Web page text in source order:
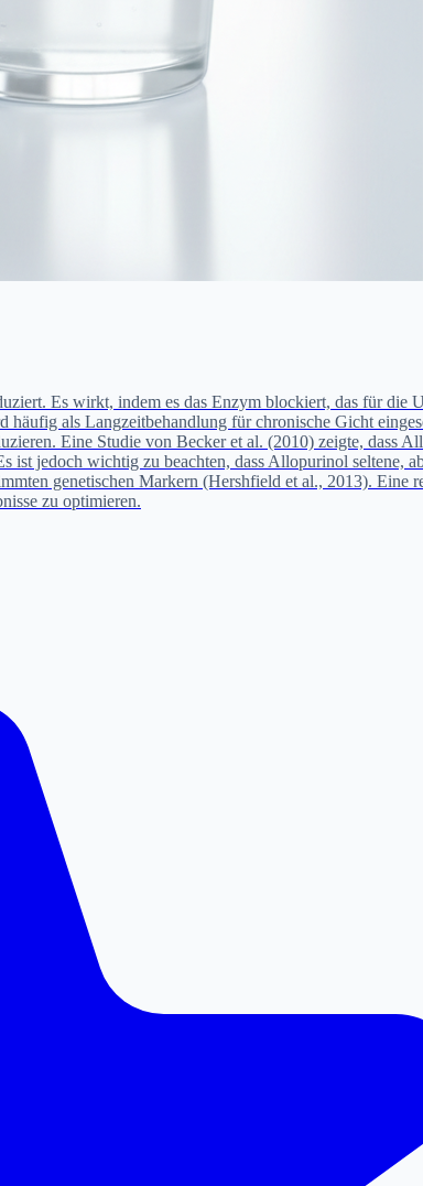
Es wirkt, indem es das Enzym blockiert, das für die
als Langzeitbehandlung für chronische Gicht
Eine Studie von Becker et al. (2010) zeigte, dass
ist jedoch wichtig zu beachten, dass Allopurinol seltene,
genetischen Markern (Hershfield et al., 2013). Eine
zu optimieren.